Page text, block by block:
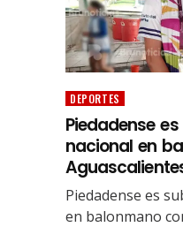
DEPORTES
Piedadense
nacional en
Piedadense es
en balonmano